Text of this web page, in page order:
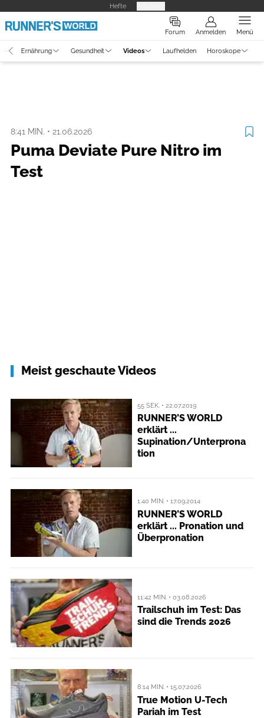
Hefte
Forum Anmelden Menü
Ernährung Gesundheit Videos Laufhelden Horoskope
8:41 MIN. • 21.06.2026
Puma Deviate Pure Nitro im
Test
Meist geschaute Videos
55 SEK. • 22.07.2019
RUNNER’S WORLD
erklärt ...
Supination/Unterprona
tion
1:40 MIN. • 17.09.2014
RUNNER’S WORLD
erklärt ... Pronation und
Überpronation
11:42 MIN. • 03.08.2026
Trailschuh im Test: Das
sind die Trends 2026
8:14 MIN. • 15.07.2026
True Motion U-Tech
Pariah im Test